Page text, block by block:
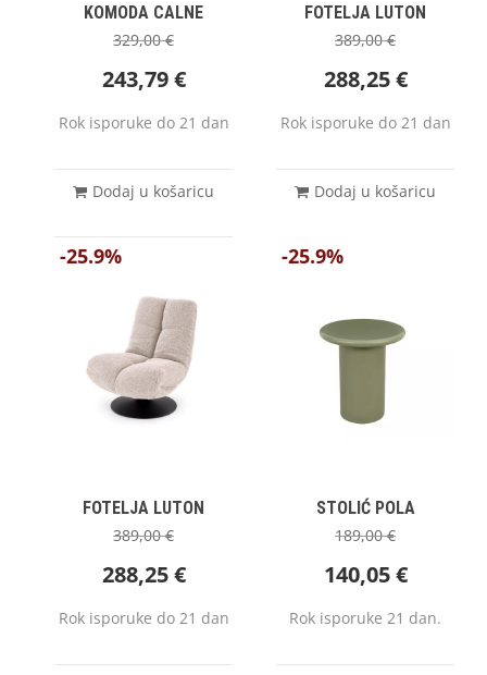
KOMODA CALNE
329,00€
243,79€
Rok isporuke do 21 dan
Dodaj u košaricu
FOTELJA LUTON
389,00€
288,25€
Rok isporuke do 21 dan
Dodaj u košaricu
-25.9%
FOTELJA LUTON
389,00€
288,25€
Rok isporuke do 21 dan
-25.9%
STOLIĆ POLA
189,00€
140,05€
Rok isporuke 21 dan.